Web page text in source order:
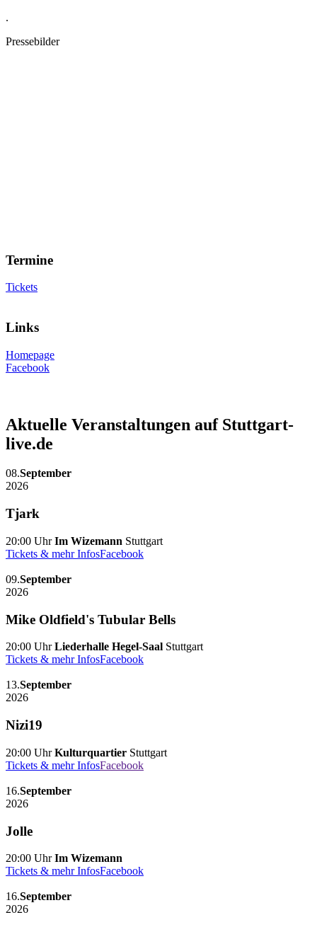
.
Pressebilder
Termine
Tickets
Links
Homepage
Facebook
Aktuelle Veranstaltungen auf Stuttgart-
live.de
08.September
2026
Tjark
20:00 UhrIm Wizemann Stuttgart
Tickets & mehr InfosFacebook
09.September
2026
Mike Oldfield's Tubular Bells
20:00 UhrLiederhalle Hegel-Saal Stuttgart
Tickets & mehr InfosFacebook
13.September
2026
Nizi19
20:00 UhrKulturquartier Stuttgart
Tickets & mehr InfosFacebook
16.September
2026
Jolle
20:00 UhrIm Wizemann
Tickets & mehr InfosFacebook
16.September
2026